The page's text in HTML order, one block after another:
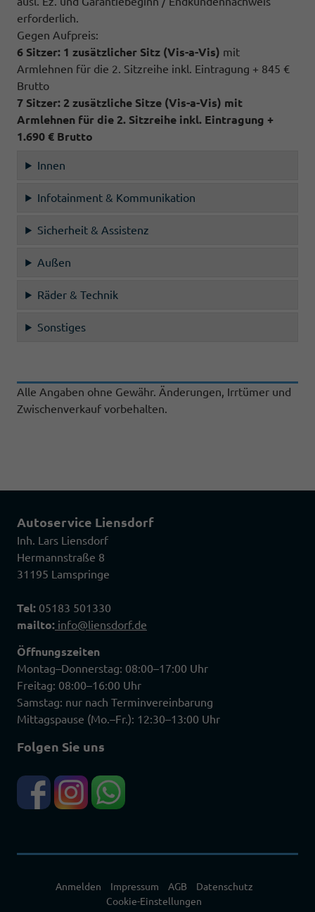
erforderlich.
Gegen Aufpreis:
6 Sitzer: 1 zusätzlicher Sitz (Vis-a-Vis) mit
Armlehnen für die 2. Sitzreihe inkl. Eintragung + 845 €
Brutto
7 Sitzer: 2 zusätzliche Sitze (Vis-a-Vis) mit
Armlehnen für die 2. Sitzreihe inkl. Eintragung +
1.690 € Brutto
Innen
Infotainment & Kommunikation
Sicherheit & Assistenz
Außen
Räder & Technik
Sonstiges
Alle Angaben ohne Gewähr. Änderungen, Irrtümer und
Zwischenverkauf vorbehalten.
Autoservice Liensdorf
Inh. Lars Liensdorf
Hermannstraße 8
31195 Lamspringe
Tel: 05183 501330
mailto: info@liensdorf.de
Öffnungszeiten
Montag–Donnerstag: 08:00–17:00 Uhr
Freitag: 08:00–16:00 Uhr
Samstag: nur nach Terminvereinbarung
Mittagspause (Mo.–Fr.): 12:30–13:00 Uhr
Folgen Sie uns
Anmelden Impressum AGB
Datenschutz
Cookie-Einstellungen